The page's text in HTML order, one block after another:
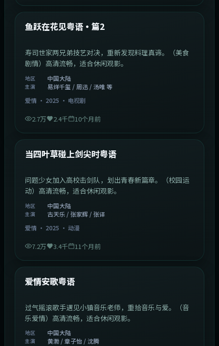
最新
鱼跃在花见粤语·篇2
寿司世家两兄弟技艺对决，重新发现料理真谛。（美食
剧情）高清流畅，适合休闲观影。
地区 中国大陆
主演
易烊千玺 / 周迅 / 汤唯 等
爱情· 2025 · 电视剧
2.7万 2.4千 10个月前
最新
当四叶草碰上剑尖时粤语
问题少女加入高校击剑队，划出青春新篇章。（校园运
动）高清流畅，适合休闲观影。
地区 中国大陆
主演
古天乐 / 张家辉 / 张译
爱情· 2025 · 动漫
7.2万 3.4千 11个月前
最新
爱情安歌粤语
过气摇滚歌手遇见小镇音乐老师，重拾音乐与爱。（音
乐爱情）高清流畅，适合休闲观影。
地区 中国大陆
主演
黄渤 / 章子怡 / 沈腾